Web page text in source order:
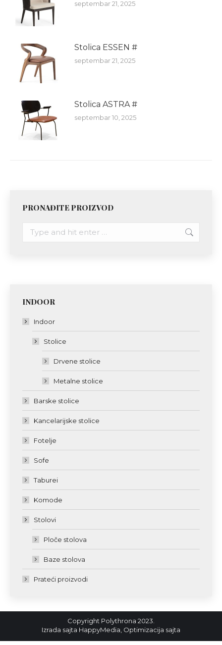
septembar 21, 2025
Stolica ESSEN #
septembar 21, 2025
Stolica ASTRA #
septembar 10, 2025
PRONAĐITE PROIZVOD
INDOOR
Indoor
Stolice
Drvene stolice
Metalne stolice
Barske stolice
Kancelarijske stolice
Fotelje
Sofe
Taburei
Komode
Stolovi
Ploče stolova
Baze stolova
Prateći proizvodi
Copyright Polythrona 2023.
Izrada sajta HappyMedia Optimizacija sajta